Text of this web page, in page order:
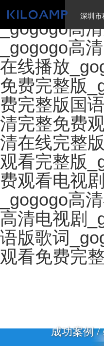
gogogo高清
_gogogo高
_gogogo高
在线播放
免费完整版
费完整版国
清完整免费
清在线完整
观看完整版
费观看电视
_gogogo高
高清电视剧
语版歌词
观看免费完
深圳市
成功案例 /